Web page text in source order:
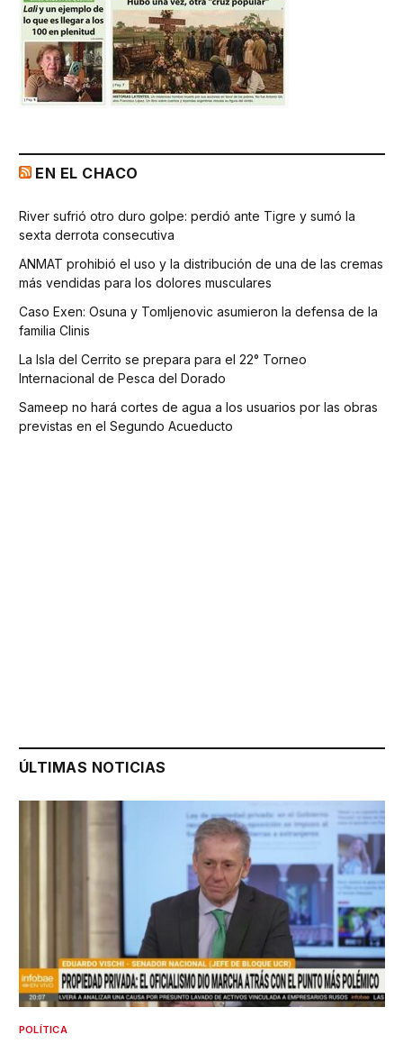
EN EL CHACO
River sufrió otro duro golpe: perdió ante Tigre y sumó la
sexta derrota consecutiva
ANMAT prohibió el uso y la distribución de una de las cremas
más vendidas para los dolores musculares
Caso Exen: Osuna y Tomljenovic asumieron la defensa de la
familia Clinis
La Isla del Cerrito se prepara para el 22° Torneo
Internacional de Pesca del Dorado
Sameep no hará cortes de agua a los usuarios por las obras
previstas en el Segundo Acueducto
ÚLTIMAS NOTICIAS
POLÍTICA